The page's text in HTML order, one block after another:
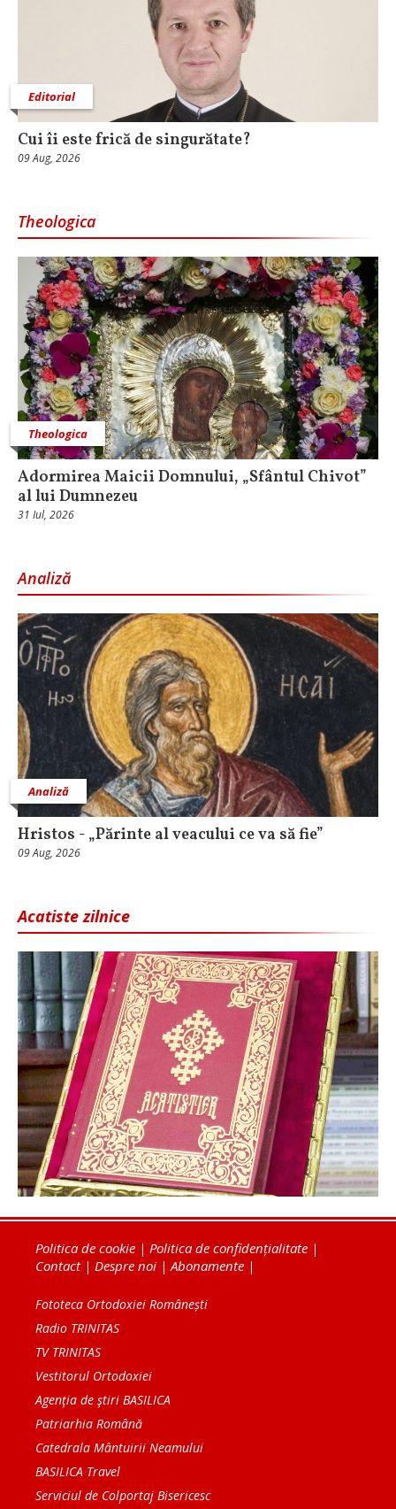
Editorial
Cui îi este frică de singurătate?
09 Aug, 2026
Theologica
Theologica
Adormirea Maicii Domnului, „Sfântul Chivot”
al lui Dumnezeu
31 Iul, 2026
Analiză
Analiză
Hristos - „Părinte al veacului ce va să fie”
09 Aug, 2026
Acatiste zilnice
Politica de cookie | Politica de confidențialitate |
Contact| Despre noi | Abonamente |
Fototeca Ortodoxiei Românești
Radio TRINITAS
TV TRINITAS
Vestitorul Ortodoxiei
Agenţia de ştiri BASILICA
Patriarhia Română
Catedrala Mântuirii Neamului
BASILICA Travel
Serviciul de Colportaj Bisericesc